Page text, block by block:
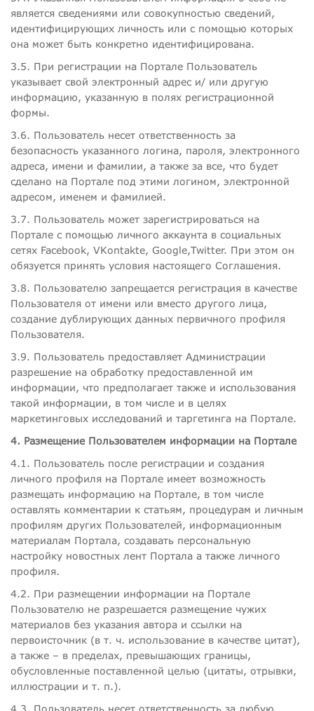
является сведениями или совокупностью сведений,
идентифицирующих личность или с помощью которых
она может быть конкретно идентифицирована.
3.5. При регистрации на Портале Пользователь
указывает свой электронный адрес и/ или другую
информацию, указанную в полях регистрационной
формы.
3.6. Пользователь несет ответственность за
безопасность указанного логина, пароля, электронного
адреса, имени и фамилии, а также за все, что будет
сделано на Портале под этими логином, электронной
адресом, именем и фамилией.
3.7. Пользователь может зарегистрироваться на
Портале с помощью личного аккаунта в социальных
сетях Facebook, VKontakte, Google,Twitter. При этом он
обязуется принять условия настоящего Соглашения.
3.8. Пользователю запрещается регистрация в качестве
Пользователя от имени или вместо другого лица,
создание дублирующих данных первичного профиля
Пользователя.
3.9. Пользователь предоставляет Администрации
разрешение на обработку предоставленной им
информации, что предполагает также и использования
такой информации, в том числе и в целях
маркетинговых исследований и таргетинга на Портале.
4. Размещение Пользователем информации на Портале
4.1. Пользователь после регистрации и создания
личного профиля на Портале имеет возможность
размещать информацию на Портале, в том числе
оставлять комментарии к статьям, процедурам и личным
профилям других Пользователей, информационным
материалам Портала, создавать персональную
настройку новостных лент Портала а также личного
профиля.
4.2. При размещении информации на Портале
Пользователю не разрешается размещение чужих
материалов без указания автора и ссылки на
первоисточник (в т. ч. использование в качестве цитат),
а также – в пределах, превышающих границы,
обусловленные поставленной целью (цитаты, отрывки,
иллюстрации и т. п.).
4.3. Пользователь несет ответственность за любую